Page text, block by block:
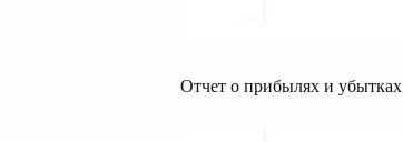
Отчет о прибылях и убытках